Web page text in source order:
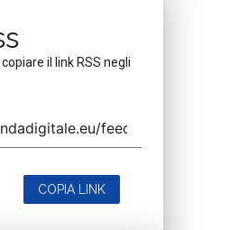
il link RSS negli
COPIA LINK